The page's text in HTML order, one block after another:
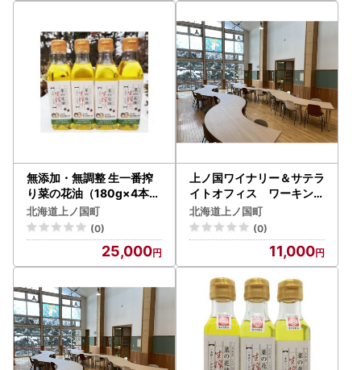
無添加・無調整 生一番搾
り菜の花油（180g×4本）
キザキノナタネ 菜種
無農薬 なたね油 手造り
コールドプレス オレイ
ン酸 調味料 北海道産
北海道上ノ国町
(0)
25,000
上ノ国ワイナリー＆サテラ
イトオフィス ワーキング
スペース利用６時間券 観
光 ビジネス 仕事 テレ
ワーク フリースペース
北海道上ノ国町
(0)
11,000